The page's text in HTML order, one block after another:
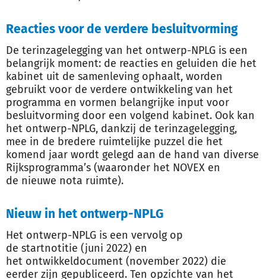
Reacties voor de verdere besluitvorming
De terinzagelegging van het ontwerp-NPLG is een
belangrijk moment: de reacties en geluiden die het
kabinet uit de samenleving ophaalt, worden
gebruikt voor de verdere ontwikkeling van het
programma en vormen belangrijke input voor
besluitvorming door een volgend kabinet. Ook kan
het ontwerp-NPLG, dankzij de terinzagelegging,
mee in de bredere ruimtelijke puzzel die het
komend jaar wordt gelegd aan de hand van diverse
Rijksprogramma’s (waaronder het NOVEX en
de nieuwe nota ruimte).
Nieuw in het ontwerp-NPLG
Het ontwerp-NPLG is een vervolg op
de startnotitie (juni 2022) en
het ontwikkeldocument (november 2022) die
eerder zijn gepubliceerd. Ten opzichte van het